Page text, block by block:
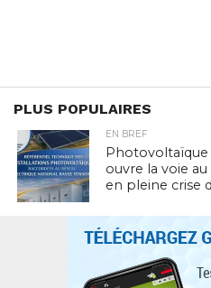
PLUS POPULAIRES
EN BREF
Photovoltaïque
ouvre la voie
en pleine crise